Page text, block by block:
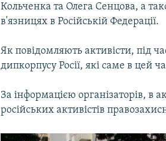
Кольченка та Олега Сенцова, а
в'язницях в Російській Федерації.
Як повідомляють активісти, під
дипкорпусу Росії, які саме в цей
За інформацією організаторів, в
російських активістів